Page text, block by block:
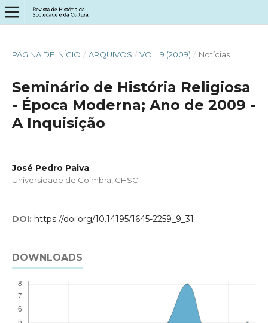
PÁGINA DE INÍCIO / ARQUIVOS / VOL. 9 (2009) / Notícias
Seminário de História Religiosa
- Época Moderna; Ano de 2009 -
A Inquisição
José Pedro Paiva
Universidade de Coimbra, CHSC
DOI: https://doi.org/10.14195/1645-2259_9_31
DOWNLOADS